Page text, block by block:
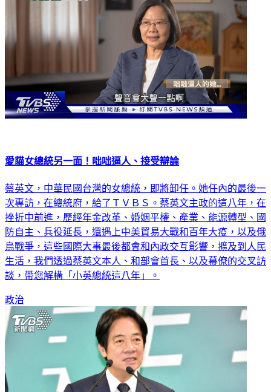
愛貓女總統另一面！咄咄逼人、接受辯論
蔡英文，中華民國台灣的女總統，即將卸任。她任內的最後一
次專訪，在總統府，給了ＴＶＢＳ。蔡英文主政的這八年，在
挫折中前進，歷經年金改革、婚姻平權、產業、能源轉型、國
防自主、兵役延長，還遇上中美貿易大戰和百年大疫，以及俄
烏戰爭，這些國際大事最後都會和內政交互影響，擴及到人民
生活，我們透過蔡英文本人、和部會首長、以及幕僚的交叉訪
談，帶您解構「小英總統這八年」。
政治